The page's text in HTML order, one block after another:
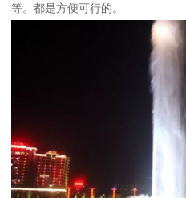
等。都是方便可行的。